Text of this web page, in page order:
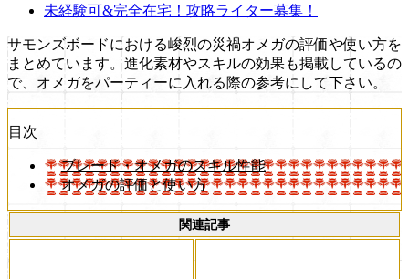
未経験可&完全在宅！攻略ライター募集！
サモンズボードにおける峻烈の災禍オメガの評価や使い方を
まとめています。進化素材やスキルの効果も掲載しているの
で、オメガをパーティーに入れる際の参考にして下さい。
目次
ブレード・オメガのスキル性能
オメガの評価と使い方
関連記事